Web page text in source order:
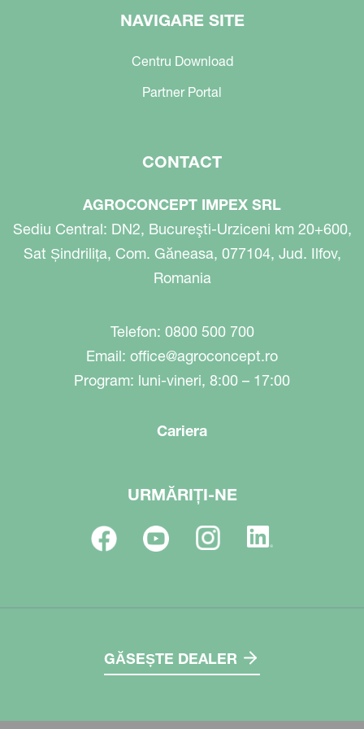
NAVIGARE SITE
Centru Download
Partner Portal
CONTACT
AGROCONCEPT IMPEX SRL
Sediu Central: DN2, Bucureşti-Urziceni km 20+600,
Sat Șindrilița, Com. Găneasa, 077104, Jud. Ilfov,
Romania
Telefon: 0800 500 700
Email: office@agroconcept.ro
Program: luni-vineri, 8:00 – 17:00
Cariera
URMĂRIȚI-NE
GĂSEȘTE DEALER